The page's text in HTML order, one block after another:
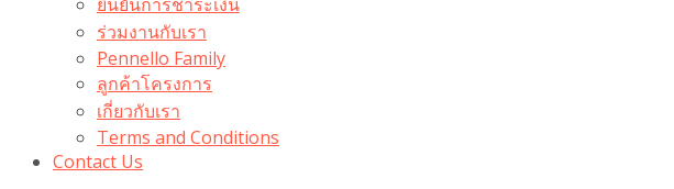
ร่วมงานกับเรา
Pennello Family
ลูกค้าโครงการ
เกี่ยวกับเรา
Terms and Conditions
Contact Us